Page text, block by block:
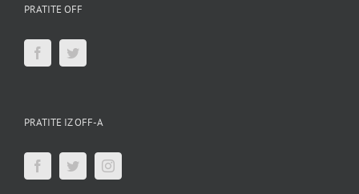
PRATITE OFF
PRATITE IZ OFF-A